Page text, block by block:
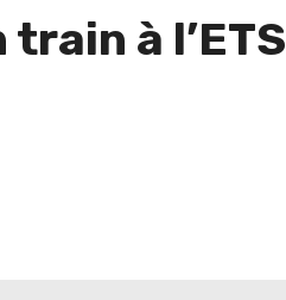
à l’ETS